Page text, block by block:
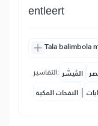
entleert
Tala balimbola
التفاسير: المُيسَّر
النفحات المكية |